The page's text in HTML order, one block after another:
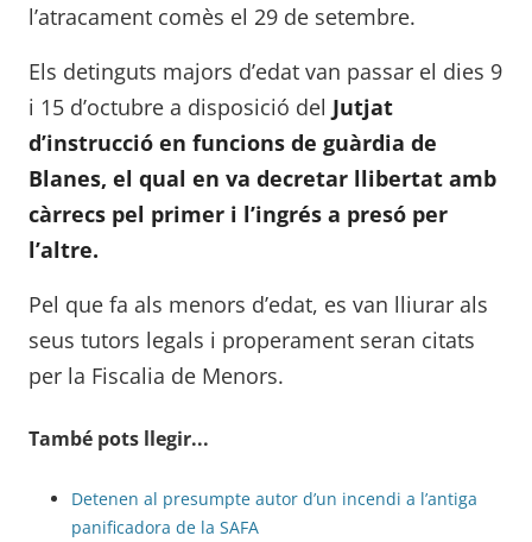
l’atracament comès el 29 de setembre.
Els detinguts majors d’edat van passar el dies 9
i 15 d’octubre a disposició del Jutjat
d’instrucció en funcions de guàrdia de
Blanes, el qual en va decretar llibertat amb
càrrecs pel primer i l’ingrés a presó per
l’altre.
Pel que fa als menors d’edat, es van lliurar als
seus tutors legals i properament seran citats
per la Fiscalia de Menors.
També pots llegir...
Detenen al presumpte autor d’un incendi a l’antiga
panificadora de la SAFA